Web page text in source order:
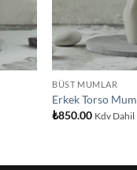
BÜST MUMLAR
Erkek Torso Mum
₺850.00 Kdv Dahil